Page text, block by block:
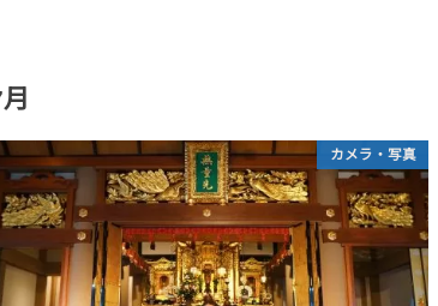
カメラ・写真